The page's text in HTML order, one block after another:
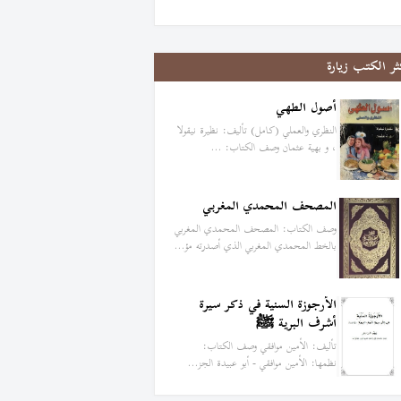
الكتب زيارة
أصول الطهي
النظري والعملي (كامل) تأليف: نظيرة نيقولا
، و بهية عثمان وصف الكتاب: …
المصحف المحمدي المغربي
وصف الكتاب: المصحف المحمدي المغربي
بالخط المحمدي المغربي الذي أصدرته مؤ…
الأرجوزة السنية في ذكر سيرة
أشرف البرية ﷺ
تأليف: الأمين موافقي وصف الكتاب:
نظمها: الأمين موافقي - أبو عبيدة الجز…